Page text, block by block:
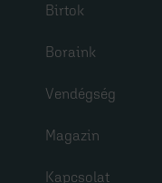
Birtok
Boraink
Vendégség
Magazin
Kapcsolat